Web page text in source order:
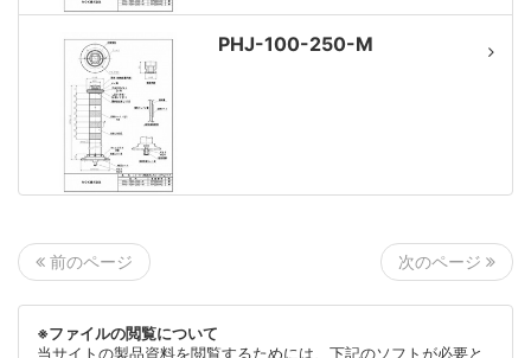
PHJ-100-250-M
前のページ 次のページ
※ファイルの閲覧について
当サイトの製品資料を閲覧するためには、下記のソフトが必要と